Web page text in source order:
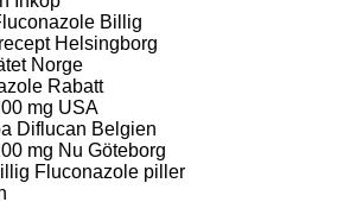
Billig
Helsingborg
Norge
Rabatt
mg USA
Diflucan Belgien
mg Nu Göteborg
Fluconazole piller